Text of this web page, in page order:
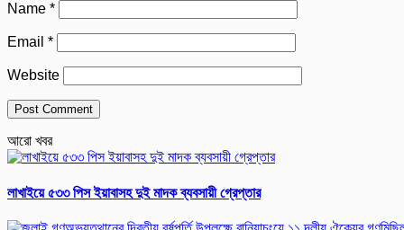
Name *
Email *
Website
আরো খবর
লাখাইয়ে ৫৩৩ পিস ইয়াবাসহ দুই মাদক ব্যবসায়ী গ্রেপ্তার